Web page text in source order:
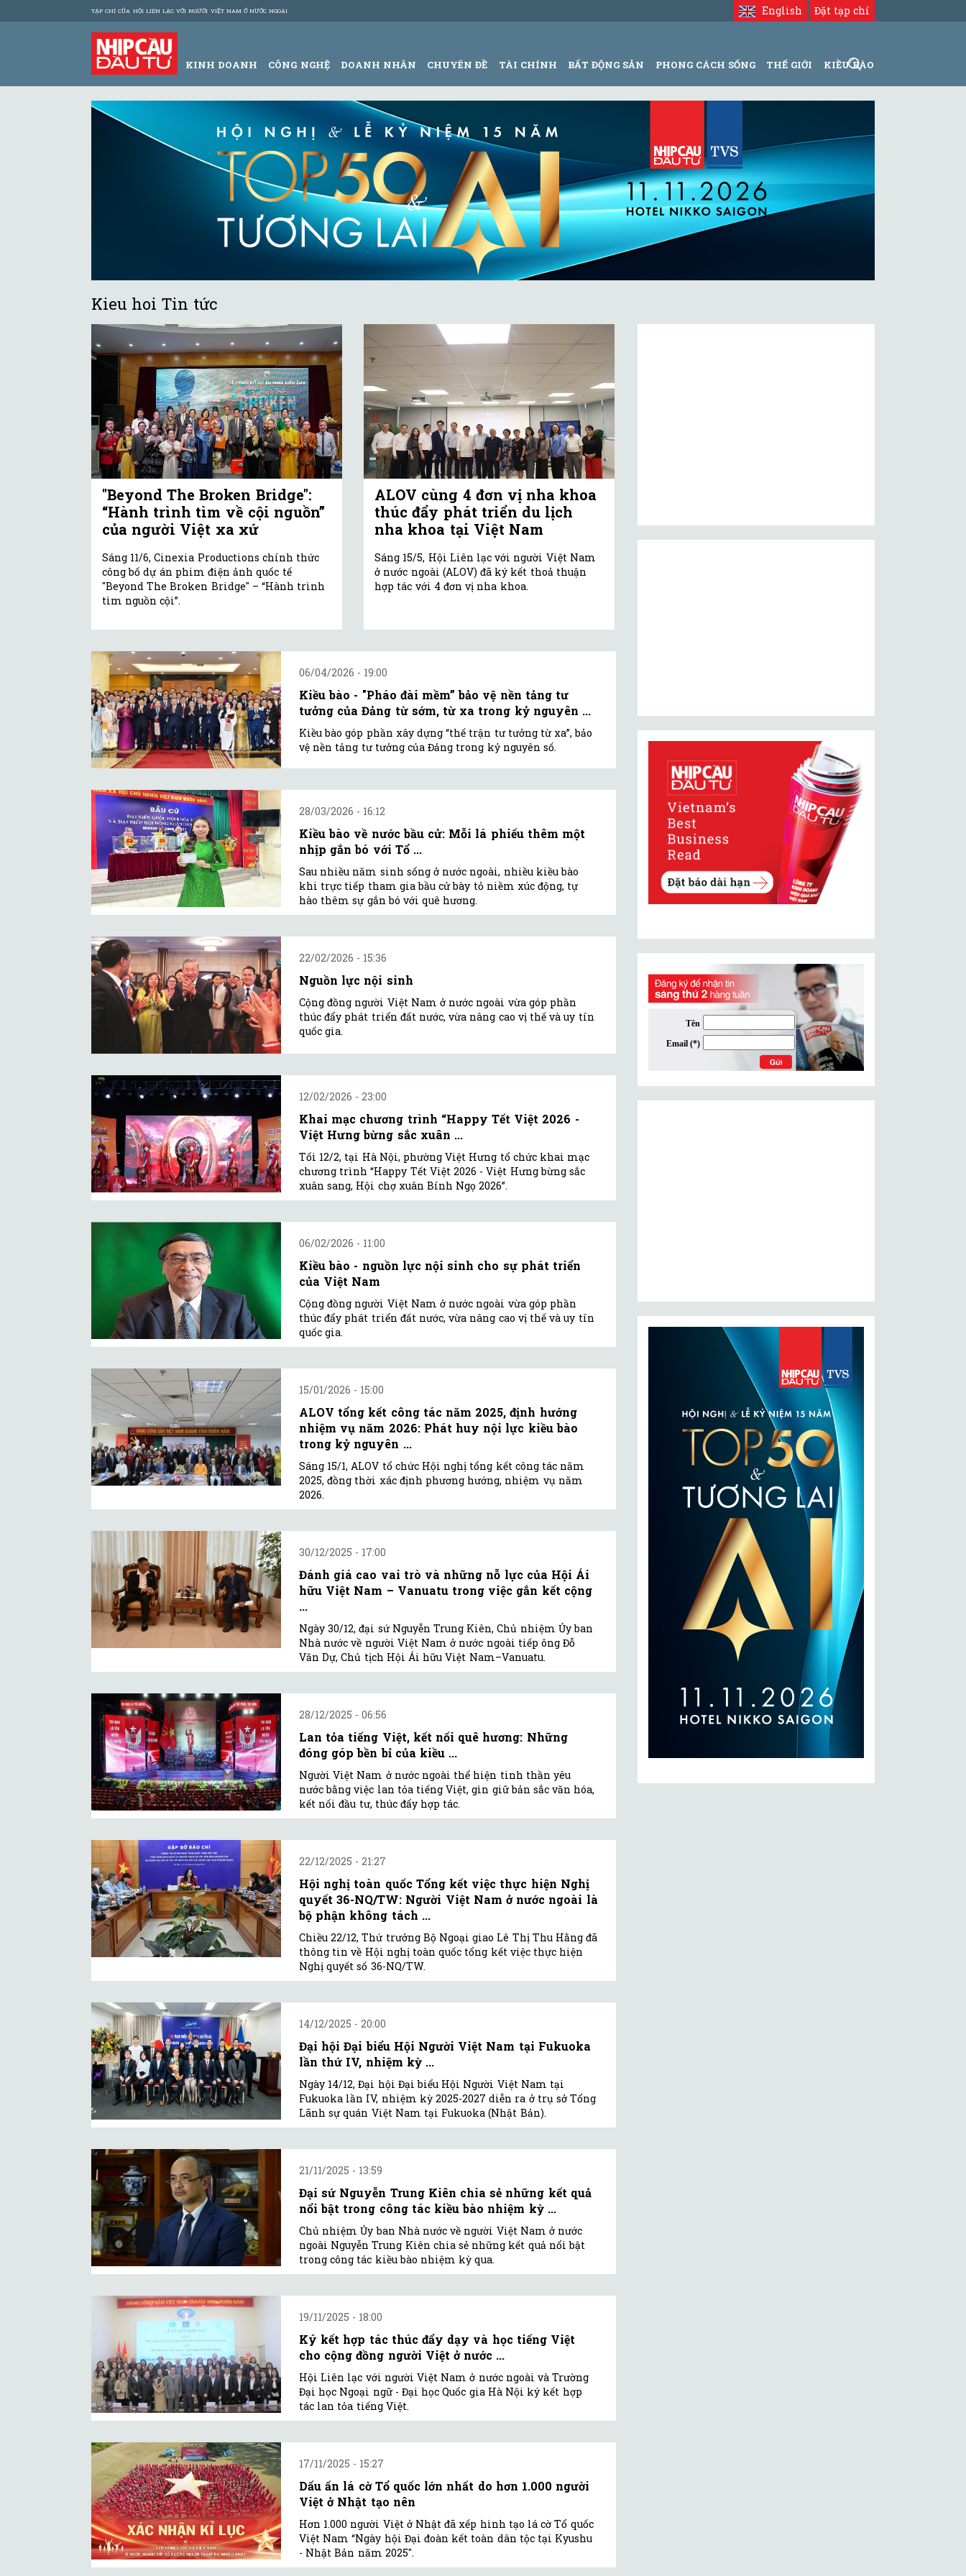
TẠP CHÍ CỦA HỘI LIÊN LẠC VỚI NGƯỜI VIỆT NAM Ở NƯỚC NGOÀI Đặt tạp chí
English
KINH DOANH CÔNG NGHỆ DOANH NHÂN CHUYÊN ĐỀ TÀI CHÍNH BẤT ĐỘNG SẢN PHONG CÁCH SỐNG THẾ GIỚI KIỀU BÀO
Kieu hoi Tin tức
"Beyond The Broken Bridge":
“Hành trình tìm về cội nguồn”
của người Việt xa xứ
Sáng 11/6, Cinexia Productions chính thức
công bố dự án phim điện ảnh quốc tế
"Beyond The Broken Bridge" – “Hành trình
tìm nguồn cội”.
ALOV cùng 4 đơn vị nha khoa
thúc đẩy phát triển du lịch
nha khoa tại Việt Nam
Sáng 15/5, Hội Liên lạc với người Việt Nam
ở nước ngoài (ALOV) đã ký kết thoả thuận
hợp tác với 4 đơn vị nha khoa.
06/04/2026 - 19:00
Kiều bào - "Pháo đài mềm” bảo vệ nền tảng tư
tưởng của Đảng từ sớm, từ xa trong kỷ nguyên ...
Kiều bào góp phần xây dựng “thế trận tư tưởng từ xa”, bảo
vệ nền tảng tư tưởng của Đảng trong kỷ nguyên số.
28/03/2026 - 16:12
Kiều bào về nước bầu cử: Mỗi lá phiếu thêm một
nhịp gắn bó với Tổ ...
Sau nhiều năm sinh sống ở nước ngoài, nhiều kiều bào
khi trực tiếp tham gia bầu cử bày tỏ niềm xúc động, tự
hào thêm sự gắn bó với quê hương.
22/02/2026 - 15:36
Nguồn lực nội sinh
Cộng đồng người Việt Nam ở nước ngoài vừa góp phần
thúc đẩy phát triển đất nước, vừa nâng cao vị thế và uy tín
quốc gia.
12/02/2026 - 23:00
Khai mạc chương trình “Happy Tết Việt 2026 -
Việt Hưng bừng sắc xuân ...
Tối 12/2, tại Hà Nội, phường Việt Hưng tổ chức khai mạc
chương trình “Happy Tết Việt 2026 - Việt Hưng bừng sắc
xuân sang, Hội chợ xuân Bính Ngọ 2026”.
06/02/2026 - 11:00
Kiều bào - nguồn lực nội sinh cho sự phát triển
của Việt Nam
Cộng đồng người Việt Nam ở nước ngoài vừa góp phần
thúc đẩy phát triển đất nước, vừa nâng cao vị thế và uy tín
quốc gia.
15/01/2026 - 15:00
ALOV tổng kết công tác năm 2025, định hướng
nhiệm vụ năm 2026: Phát huy nội lực kiều bào
trong kỷ nguyên ...
Sáng 15/1, ALOV tổ chức Hội nghị tổng kết công tác năm
2025, đồng thời xác định phương hướng, nhiệm vụ năm
2026.
30/12/2025 - 17:00
Đánh giá cao vai trò và những nỗ lực của Hội Ái
hữu Việt Nam – Vanuatu trong việc gắn kết cộng
...
Ngày 30/12, đại sứ Nguyễn Trung Kiên, Chủ nhiệm Ủy ban
Nhà nước về người Việt Nam ở nước ngoài tiếp ông Đỗ
Văn Dự, Chủ tịch Hội Ái hữu Việt Nam–Vanuatu.
28/12/2025 - 06:56
Lan tỏa tiếng Việt, kết nối quê hương: Những
đóng góp bền bỉ của kiều ...
Người Việt Nam ở nước ngoài thể hiện tinh thần yêu
nước bằng việc lan tỏa tiếng Việt, gìn giữ bản sắc văn hóa,
kết nối đầu tư, thúc đẩy hợp tác.
22/12/2025 - 21:27
Hội nghị toàn quốc Tổng kết việc thực hiện Nghị
quyết 36-NQ/TW: Người Việt Nam ở nước ngoài là
bộ phận không tách ...
Chiều 22/12, Thứ trưởng Bộ Ngoại giao Lê Thị Thu Hằng đã
thông tin về Hội nghị toàn quốc tổng kết việc thực hiện
Nghị quyết số 36-NQ/TW.
14/12/2025 - 20:00
Đại hội Đại biểu Hội Người Việt Nam tại Fukuoka
lần thứ IV, nhiệm kỳ ...
Ngày 14/12, Đại hội Đại biểu Hội Người Việt Nam tại
Fukuoka lần IV, nhiệm kỳ 2025-2027 diễn ra ở trụ sở Tổng
Lãnh sự quán Việt Nam tại Fukuoka (Nhật Bản).
21/11/2025 - 13:59
Đại sứ Nguyễn Trung Kiên chia sẻ những kết quả
nổi bật trong công tác kiều bào nhiệm kỳ ...
Chủ nhiệm Ủy ban Nhà nước về người Việt Nam ở nước
ngoài Nguyễn Trung Kiên chia sẻ những kết quả nổi bật
trong công tác kiều bào nhiệm kỳ qua.
19/11/2025 - 18:00
Ký kết hợp tác thúc đẩy dạy và học tiếng Việt
cho cộng đồng người Việt ở nước ...
Hội Liên lạc với người Việt Nam ở nước ngoài và Trường
Đại học Ngoại ngữ - Đại học Quốc gia Hà Nội ký kết hợp
tác lan tỏa tiếng Việt.
17/11/2025 - 15:27
Dấu ấn lá cờ Tổ quốc lớn nhất do hơn 1.000 người
Việt ở Nhật tạo nên
Hơn 1.000 người Việt ở Nhật đã xếp hình tạo lá cờ Tổ quốc
Việt Nam “Ngày hội Đại đoàn kết toàn dân tộc tại Kyushu
- Nhật Bản năm 2025".